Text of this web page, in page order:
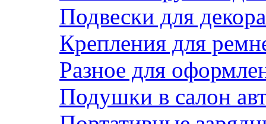
Подвески для декора
Крепления для
Разное для
Подушки в салон